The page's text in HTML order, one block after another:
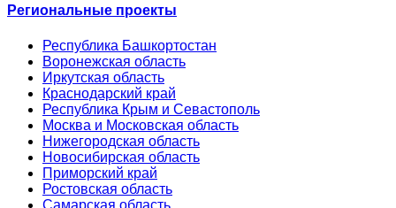
Региональные проекты
Республика Башкортостан
Воронежская область
Иркутская область
Краснодарский край
Республика Крым и Севастополь
Москва и Московская область
Нижегородская область
Новосибирская область
Приморский край
Ростовская область
Самарская область